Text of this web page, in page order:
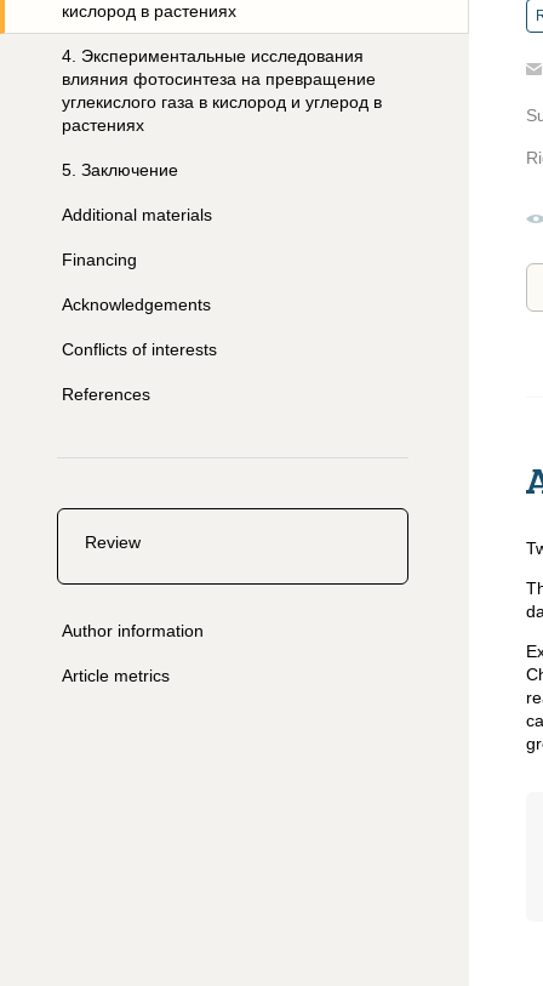
кислород в растениях
4 Экспериментальные исследования
влияния фотосинтеза на превращение
углекислого газа в кислород и углерод в
растениях
5 Заключение
Additional materials
Financing
Acknowledgements
Conflicts of interests
References
Review
Author information
Article metrics